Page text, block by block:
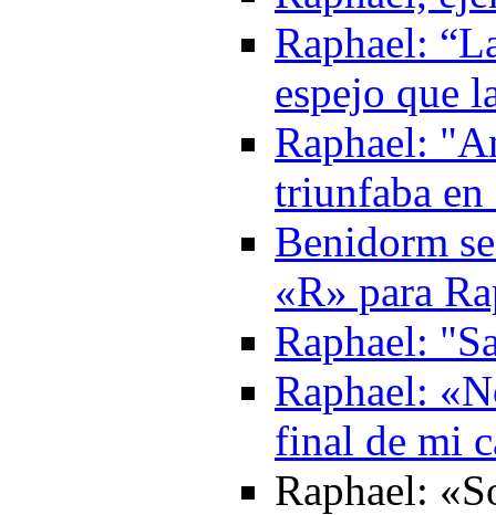
Raphael:
espejo que
Raphael:
triunfaba en
Benidorm
«R» para
Raphael:
Raphael:
final de mi
Raphael: